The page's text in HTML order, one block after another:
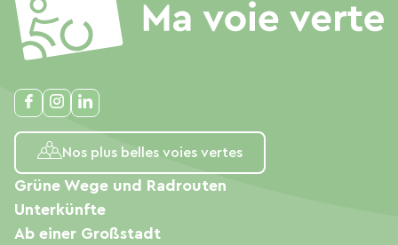
Nos plus belles voies vertes
Grüne Wege und Radrouten
Unterkünfte
Ab einer Großstadt